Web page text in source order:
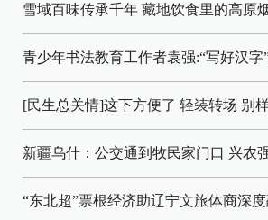
雪域百味传承千年 藏地饮食里的高原
青少年书法教育工作者袁强:“写好汉字
[民生总关情]这下方便了 轻装转场 别
新疆乌什：公交通到牧民家门口 兴农
“东北超”票根经济助辽宁文旅体商深